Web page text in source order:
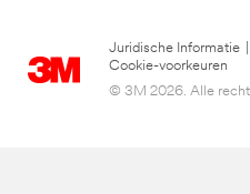
Juridische Informatie
Cookie-voorkeuren
© 3M 2026. Alle